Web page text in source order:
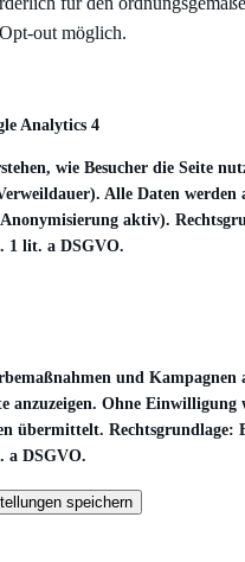
out möglich.
Analytics 4
wie Besucher die Seite
Alle Daten werden
aktiv).
1 lit. a DSGVO.
und Kampagnen
anzuzeigen. Ohne Einwilligung
übermittelt. Rechtsgrundlage:
a DSGVO.
speichern